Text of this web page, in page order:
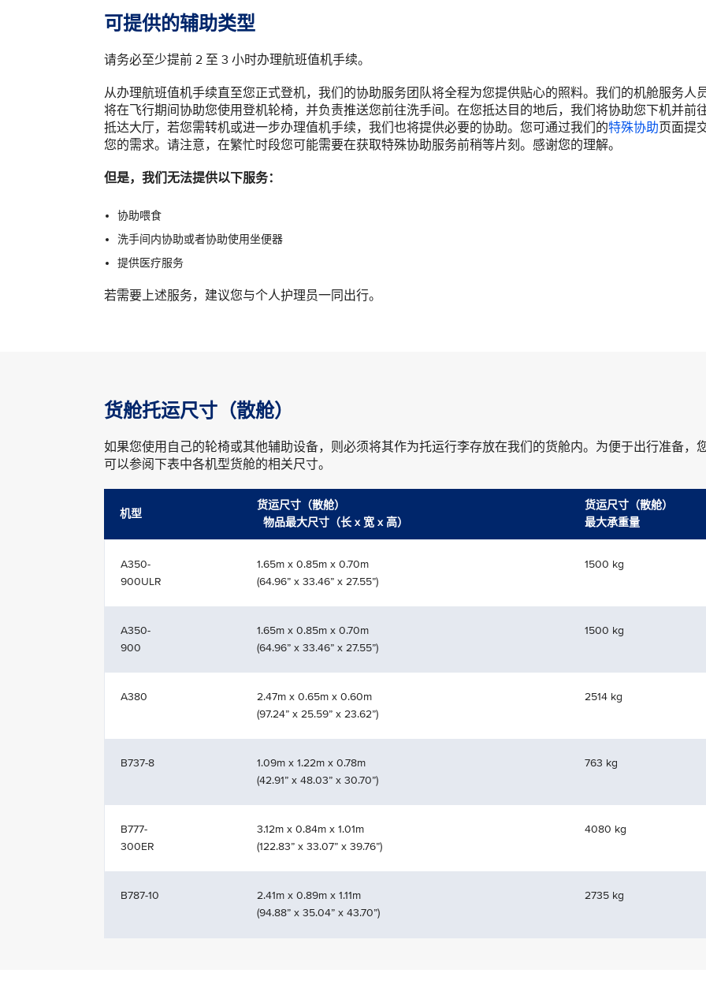
可提供的辅助类型
请务必至少提前 2 至 3 小时办理航班值机手续。
从办理航班值机手续直至您正式登机，我们的协助服务团队将全程为您提供贴心的照料。我们的机舱服务人
将在飞行期间协助您使用登机轮椅，并负责推送您前往洗手间。在您抵达目的地后，我们将协助您下机并前
抵达大厅，若您需转机或进一步办理值机手续，我们也将提供必要的协助。您可通过我们的特殊协助页面提
您的需求。请注意，在繁忙时段您可能需要在获取特殊协助服务前稍等片刻。感谢您的理解。
但是，我们无法提供以下服务：
协助喂食
洗手间内协助或者协助使用坐便器
提供医疗服务
若需要上述服务，建议您与个人护理员一同出行。
货舱托运尺寸（散舱）
如果您使用自己的轮椅或其他辅助设备，则必须将其作为托运行李存放在我们的货舱内。为便于出行准备，
可以参阅下表中各机型货舱的相关尺寸。
机型
货运尺寸（散舱）
物品最大尺寸（长 x 宽 x 高）
货运尺寸（散舱）
最大承重量
A350-
900ULR
1.65m x 0.85m x 0.70m
(64.96” x 33.46” x 27.55”)
1500 kg
A350-
900
1.65m x 0.85m x 0.70m
(64.96” x 33.46” x 27.55”)
1500 kg
A380
2.47m x 0.65m x 0.60m
(97.24” x 25.59” x 23.62”)
2514 kg
B737-8
1.09m x 1.22m x 0.78m
(42.91” x 48.03” x 30.70”)
763 kg
B777-
300ER
3.12m x 0.84m x 1.01m
(122.83” x 33.07” x 39.76”)
4080 kg
B787-10
2.41m x 0.89m x 1.11m
(94.88” x 35.04” x 43.70”)
2735 kg